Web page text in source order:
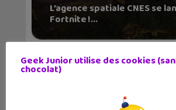
L’agence spatiale CNES se
Fortnite !...
Geek Junior utilise des cookies
chocolat)